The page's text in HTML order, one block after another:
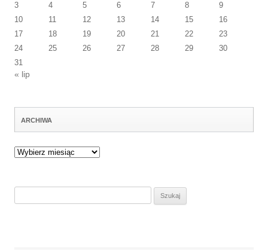
3
4 5 6 7 8
9
10
11 12 13 14 15
16
17
18 19 20 21 22
23
24
25 26 27 28 29
30
31
« lip
ARCHIWA
Archiwa